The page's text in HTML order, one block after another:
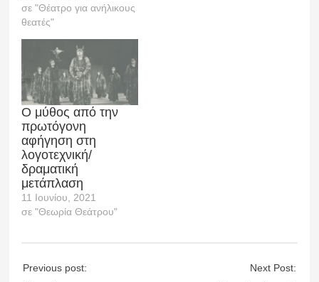
σε "Θέατρο για ανήλικους
θεατές"
Ο μύθος από την
πρωτόγονη
αφήγηση στη
λογοτεχνική/
δραματική
μετάπλαση
11 Ιουνίου, 2021
σε "Θεωρία Θεάτρου"
Previous post:
Next Post: